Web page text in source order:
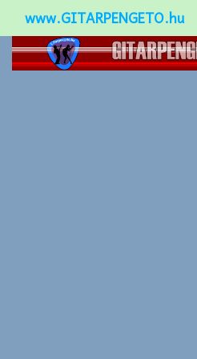
www.GITARPENGETO.hu
Népszerű-